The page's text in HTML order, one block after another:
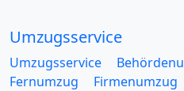
Umzugsservice
Umzugsservice
Fernumzug
Firmenumzug